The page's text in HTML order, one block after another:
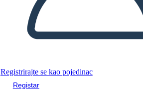
Registrirajte se kao pojedinac
Registar